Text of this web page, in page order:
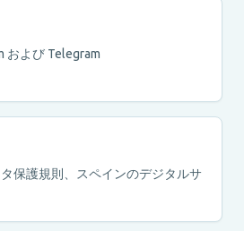
および Telegram
保護規則、スペインのデジタルサ